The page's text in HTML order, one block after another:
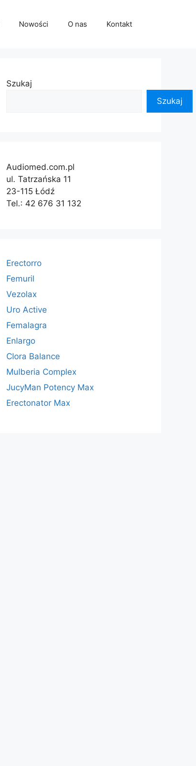
Nowości O nas Kontakt
Szukaj
Szukaj
Audiomed.com.pl
ul. Tatrzańska 11
23-115 Łódź
Tel.: 42 676 31 132
Erectorro
Femuril
Vezolax
Uro Active
Femalagra
Enlargo
Clora Balance
Mulberia Complex
JucyMan Potency Max
Erectonator Max